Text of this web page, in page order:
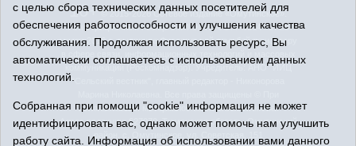
16+© 2015-2026 Сетевое издание «Омутинское».
Регистрационный номер СМИ Эл № ФС77-65144 от 28
марта 2016 г., выданное Федеральной службой по надзору
коммуникаций (Роскомнадзор). Учредитель: АНО "ИИЦ
"Сельский вестник", главный редактор - Никонорова
использовании материалов ссылка обязательна.
Адрес редакции: 627070, Тюменская область, Омутинский
район, с. Омутинское, ул. Советская, 151
с целью сбора технических данных посетителей для
обеспечения работоспособности и улучшения качества
обслуживания. Продолжая использовать ресурс, Вы
автоматически соглашаетесь с использованием данных
технологий.
Собранная при помощи "cookie" информация не может
идентифицировать вас, однако может помочь нам улучшить
работу сайта. Информация об использовании вами данного